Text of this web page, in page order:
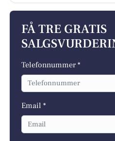
FÅ TRE GRATIS
Telefonnummer *
Email *